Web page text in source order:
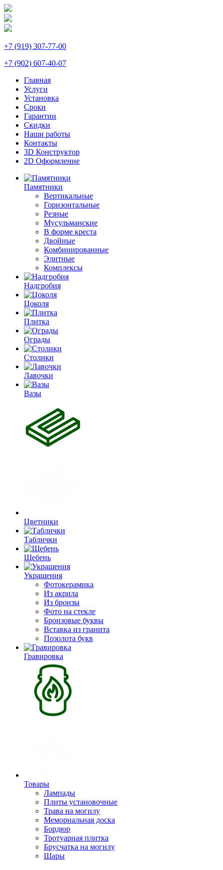
+7 (919) 307-77-00
+7 (902) 607-40-07
Главная
Услуги
Установка
Сроки
Гарантии
Скидки
Наши работы
Контакты
3D Конструктор
2D Оформление
Памятники
Вертикальные
Горизонтальные
Резные
Мусульманские
В форме креста
Двойные
Комбинированные
Элитные
Комплексы
Надгробия
Цоколя
Плитка
Ограды
Столики
Лавочки
Вазы
Цветники
Таблички
Щебень
Украшения
Фотокерамика
Из акрила
Из бронзы
Фото на стекле
Бронзовые буквы
Вставка из гранита
Позолота букв
Гравировка
Товары
Лампады
Плиты установочные
Трава на могилу
Мемориальная доска
Бордюр
Тротуарная плитка
Брусчатка на могилу
Шары